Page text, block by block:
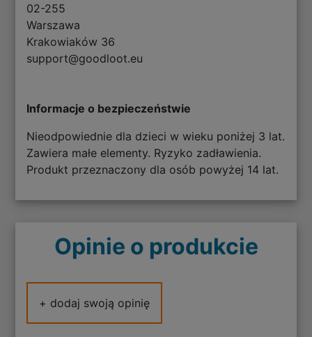
02-255
Warszawa
Krakowiaków 36
support@goodloot.eu
Informacje o bezpieczeństwie
Nieodpowiednie dla dzieci w wieku poniżej 3 lat.
Zawiera małe elementy. Ryzyko zadławienia.
Produkt przeznaczony dla osób powyżej 14 lat.
Opinie o produkcie
+ dodaj swoją opinię